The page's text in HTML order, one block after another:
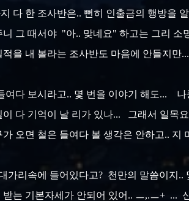
다 한 조사반은.. 뻔히 인출금의 행방을
니 그 때서야 "아.. 맞네요" 하고는 그리
적을 내 볼라는 조사반도 마음에 안들지
여다 보시라고.. 몇 번을 이야기 해도...
이 다 기억이 날 리가 있나... 그래서 일목
가 오면 철은 들여다 볼 생각은 안하고..
가리속에 들어있다고? 천만의 말씀이지..
받는 기본자세가 안되어 있어.. ㅡ,.ㅡ+ ...